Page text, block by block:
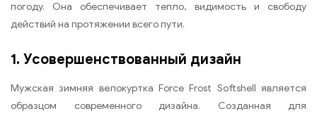
погоду. Она обеспечивает тепло, видимость и свободу
действий на протяжении всего пути.
1. Усовершенствованный дизайн
Мужская зимняя велокуртка Force Frost Softshell является
образцом современного дизайна. Созданная для